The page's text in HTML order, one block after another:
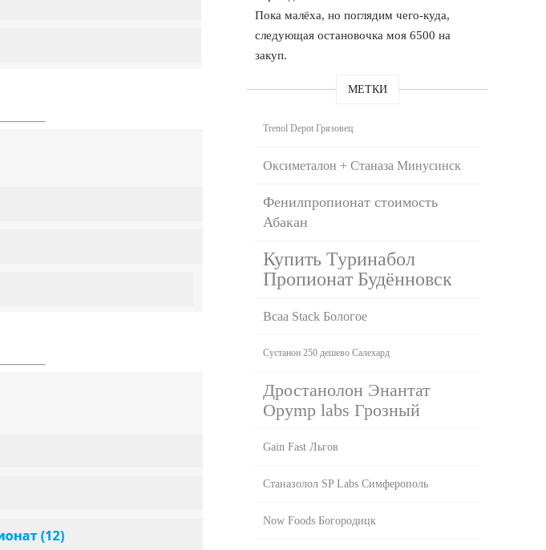
Пока малёха, но поглядим чего-куда,
следующая остановочка моя 6500 на
закуп.
МЕТКИ
Trenol Depot Грязовец
Оксиметалон + Станаза Минусинск
Фенилпропионат стоимость
Абакан
Купить Туринабол
Пропионат Будённовск
Bcaa Stack Бологое
Сустанон 250 дешево Салехард
Дростанолон Энантат
Opymp labs Грозный
Gain Fast Льгов
Станазолол SP Labs Симферополь
Now Foods Богородицк